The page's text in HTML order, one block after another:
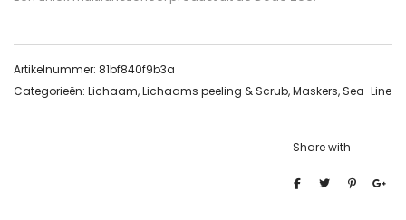
Artikelnummer: 81bf840f9b3a
Categorieën: Lichaam,Lichaams peeling & Scrub,Maskers, Sea-Line
Share with